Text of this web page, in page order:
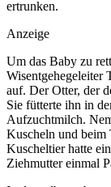
ertrunken.
Anzeige
Um das Baby zu
Wisentgehegeleiter
auf. Der Otter, der
Sie fütterte ihn in
Aufzuchtmilch.
Kuscheln und beim
Kuscheltier hatte
Ziehmutter einmal